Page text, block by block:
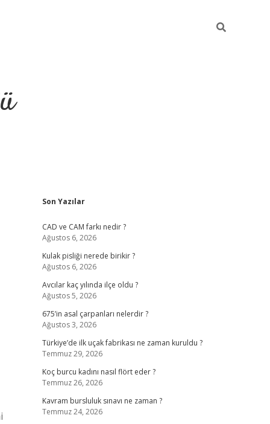
Sidebar
Son Yazılar
CAD ve CAM farkı nedir ?
Ağustos 6, 2026
Kulak pisliği nerede birikir ?
Ağustos 6, 2026
Avcılar kaç yılında ilçe oldu ?
Ağustos 5, 2026
675’in asal çarpanları nelerdir ?
Ağustos 3, 2026
Türkiye’de ilk uçak fabrikası ne zaman kuruldu ?
Temmuz 29, 2026
Koç burcu kadını nasıl flört eder ?
Temmuz 26, 2026
Kavram bursluluk sınavı ne zaman ?
Temmuz 24, 2026